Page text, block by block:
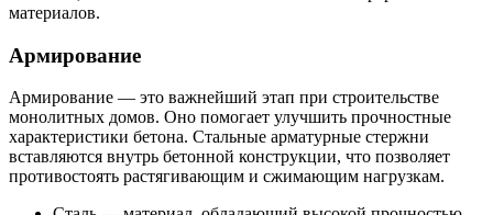
материалов.
Армирование
Армирование — это важнейший этап при строительстве
монолитных домов. Оно помогает улучшить прочностные
характеристики бетона. Стальные арматурные стержни
вставляются внутрь бетонной конструкции, что позволяет
противостоять растягивающим и сжимающим нагрузкам.